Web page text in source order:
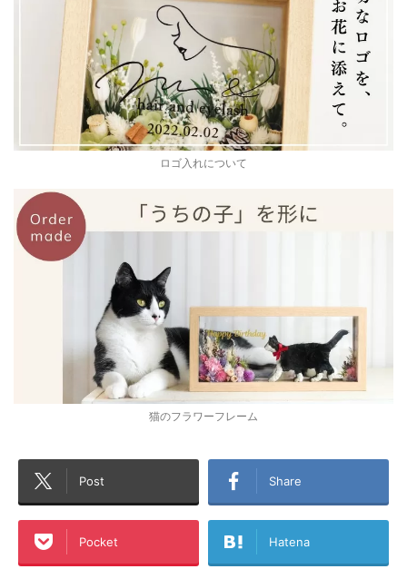
ロゴ入れについて
猫のフラワーフレーム
Post Share
Pocket Hatena